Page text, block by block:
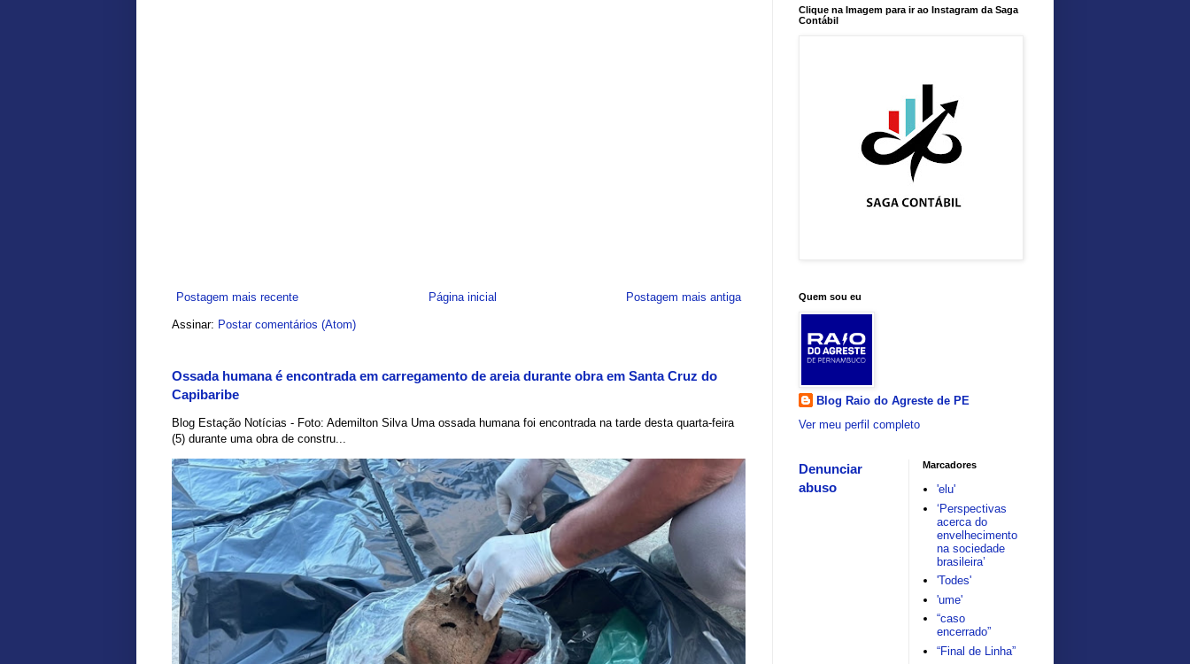
Postagem mais recente Postagem mais antiga
Página inicial
Assinar: Postar comentários (Atom)
Ossada humana é encontrada em carregamento de areia durante obra em Santa Cruz do
Capibaribe
Blog Estação Notícias - Foto: Ademilton Silva Uma ossada humana foi encontrada na tarde desta quarta-feira
(5) durante uma obra de constru...
Clique na Imagem para ir ao Instagram da Saga
Contábil
Quem sou eu
Blog Raio do Agreste de PE
Ver meu perfil completo
Denunciar
abuso
Marcadores
'elu'
‘Perspectivas
acerca do
envelhecimento
na sociedade
brasileira’
'Todes'
'ume'
“caso
encerrado”
“Final de Linha”